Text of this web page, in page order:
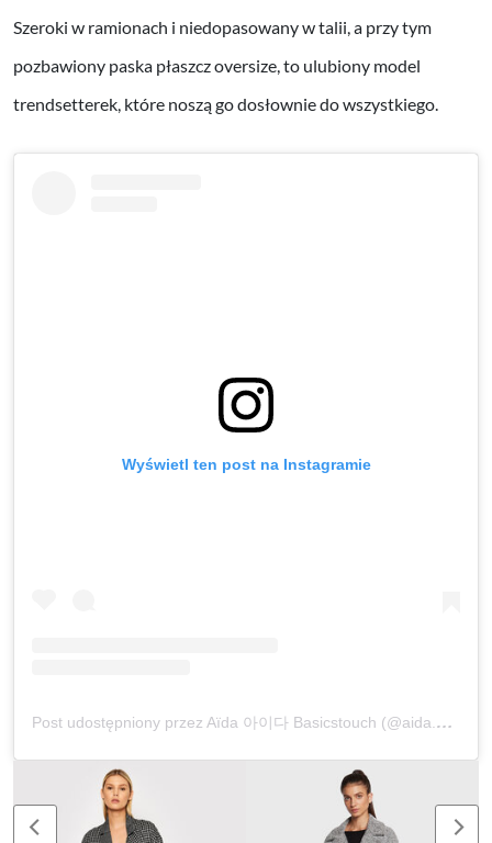
Szeroki w ramionach i niedopasowany w talii, a przy tym
pozbawiony paska płaszcz oversize, to ulubiony model
trendsetterek, które noszą go dosłownie do wszystkiego.
Wyświetl ten post na Instagramie
Post udostępniony przez Aïda 아이다 Basicstouch (@aida.bdji)